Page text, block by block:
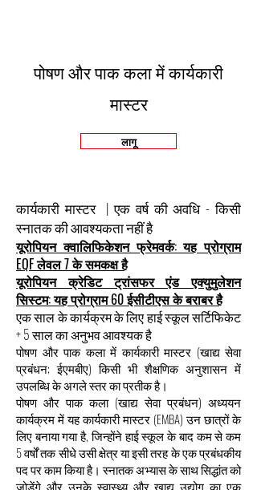
पोषण और पाक कला में कार्यकारी
मास्टर
लागू
कार्यकारी मास्टर | एक वर्ष की अवधि - किसी
स्नातक की आवश्यकता नहीं है
यूरोपियन क्वालिफिकेशन फ्रेमवर्क: यह प्रोग्राम
EQF लेवल 7 के समकक्ष है
यूरोपियन क्रेडिट ट्रांसफर एंड एक्युमुलेशन
सिस्टम: यह प्रोग्राम 60 ईसीटीएस के बराबर है
एक साल के कार्यक्रम के लिए हाई स्कूल सर्टिफिकेट
+ 5 साल का अनुभव आवश्यक है
पोषण और पाक कला में कार्यकारी मास्टर (खाद्य सेवा
प्रबंधन; ईएमबीए) किसी भी शैक्षणिक अनुशासन में
उपलब्धि के अगले स्तर का प्रतीक है।
पोषण और पाक कला (खाद्य सेवा प्रबंधन) अध्ययन
कार्यक्रम में यह कार्यकारी मास्टर (EMBA) उन छात्रों के
लिए बनाया गया है, जिन्होंने हाई स्कूल के बाद कम से कम
5 वर्षों तक सीधे उसी क्षेत्र या इसी तरह के एक प्रबंधकीय
पद पर काम किया है। स्नातक अभ्यास के साथ सिद्धांत को
जोड़ेंगे और उनके स्वास्थ्य और खाद्य उद्योग का एक